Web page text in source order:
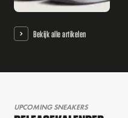
Bekijk alle artikelen
UPCOMING SNEAKERS